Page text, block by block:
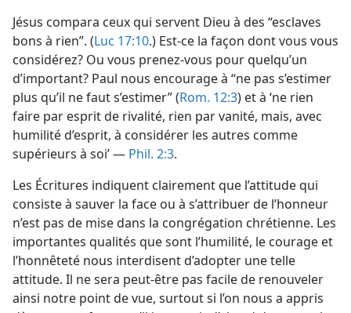
Jésus compara ceux qui servent Dieu à des “esclaves
bons à rien”. (Luc 17:10.) Est-​ce la façon dont vous vous
considérez? Ou vous prenez-​vous pour quelqu’un
d’important? Paul nous encourage à “ne pas s’estimer
plus qu’il ne faut s’estimer” (Rom. 12:3) et à ‘ne rien
faire par esprit de rivalité, rien par vanité, mais, avec
humilité d’esprit, à considérer les autres comme
supérieurs à soi’ — Phil. 2:3.
Les Écritures indiquent clairement que l’attitude qui
consiste à sauver la face ou à s’attribuer de l’honneur
n’est pas de mise dans la congrégation chrétienne. Les
importantes qualités que sont l’humilité, le courage et
l’honnêteté nous interdisent d’adopter une telle
attitude. Il ne sera peut-être pas facile de renouveler
ainsi notre point de vue, surtout si l’on nous a appris